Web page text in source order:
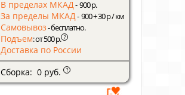
В пределах МКАД- 900 р.
За пределы МКАД- 900 + 30 р / км
Самовывоз- бесплатно.
Подъем: от 500 р. ?
Доставка по России
Сборка: 0 руб.
?